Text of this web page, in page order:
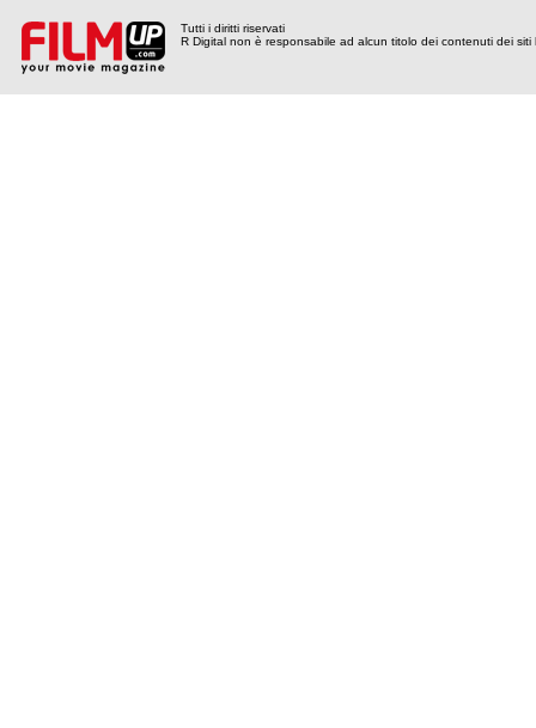
Tutti i diritti riservati
R Digital non è responsabile ad alcun titolo dei contenuti dei siti